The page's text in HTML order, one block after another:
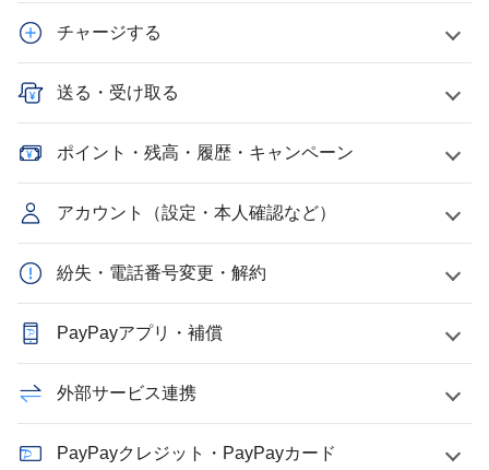
チャージする
送る・受け取る
ポイント・残高・履歴・キャンペーン
アカウント（設定・本人確認など）
紛失・電話番号変更・解約
PayPayアプリ・補償
外部サービス連携
PayPayクレジット・PayPayカード